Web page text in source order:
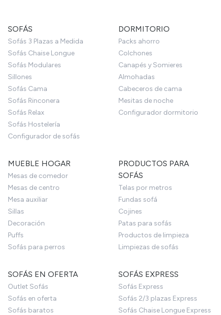
SOFÁS
Sofás 3 Plazas a Medida
Sofás Chaise Longue
Sofás Modulares
Sillones
Sofás Cama
Sofás Rinconera
Sofás Relax
Sofás Hostelería
Configurador de sofás
DORMITORIO
Packs ahorro
Colchones
Canapés y Somieres
Almohadas
Cabeceros de cama
Mesitas de noche
Configurador dormitorio
MUEBLE HOGAR
Mesas de comedor
Mesas de centro
Mesa auxiliar
Sillas
Decoración
Puffs
Sofás para perros
PRODUCTOS PARA
SOFÁS
Telas por metros
Fundas sofá
Cojines
Patas para sofás
Productos de limpieza
Limpiezas de sofás
SOFÁS EN OFERTA
Outlet Sofás
Sofás en oferta
Sofás baratos
SOFÁS EXPRESS
Sofás Express
Sofás 2/3 plazas Express
Sofás Chaise Longue Express